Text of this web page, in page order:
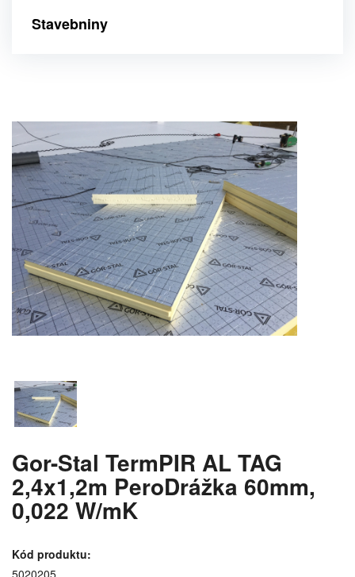
Stavebniny
Gor-Stal TermPIR AL TAG
2,4x1,2m PeroDrážka 60mm,
0,022 W/mK
Kód produktu: